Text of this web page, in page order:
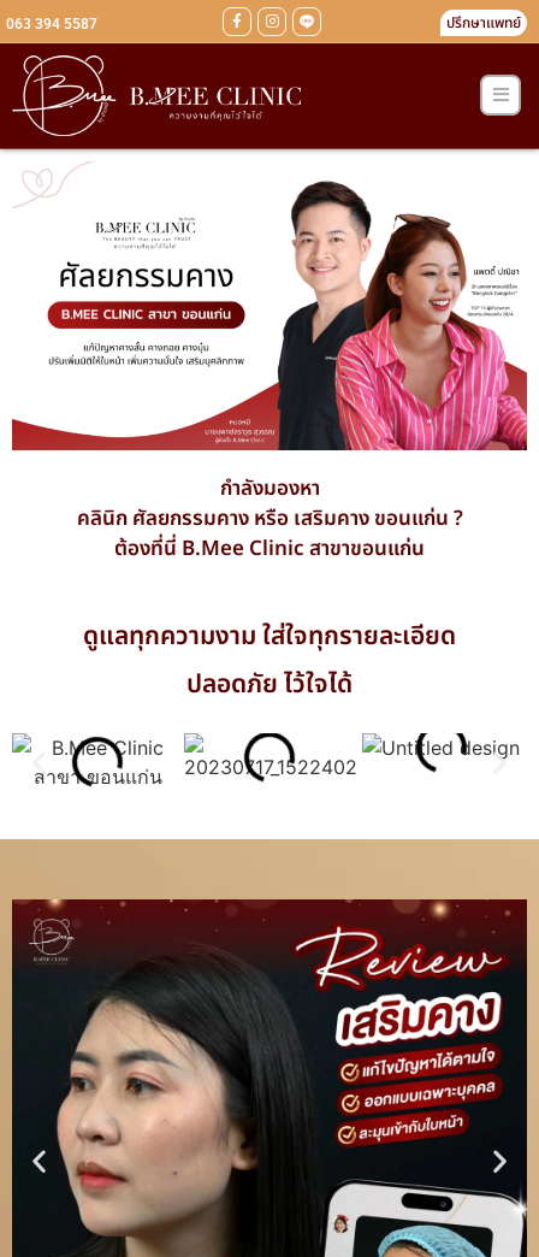
063 394 5587 ปรึกษาแพทย์
กำลังมองหา
คลินิก ศัลยกรรมคาง หรือ เสริมคาง ขอนแก่น ?
ต้องที่นี่ B.Mee Clinic สาขาขอนแก่น
ดูแลทุกความงาม ใส่ใจทุกรายละเอียด
ปลอดภัย ไว้ใจได้